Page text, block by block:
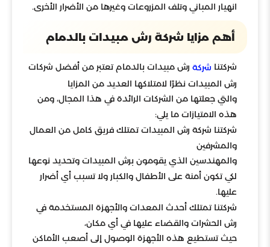
انهيار المباني وتلف المزروعات وغيرها من الأضرار الأخرى.
أهم مزايا شركة رش مبيدات بالدمام
شركتنا شركة رش مبيدات بالدمام تعتبر من أفضل شركات
رش المبيدات نظرًا لامتلاكها العديد من المزايا
والتي جعلتها من الشركات الرائدة في هذا المجال، ومن
هذه الامتيازات ما يلي:
شركتنا شركة رش المبيدات تمتلك فريق كامل من العمال
والمشرفين
والمهندسين الذي يقومون برش المبيدات وتحديد نوعها
لكي تكون أمنة على الأطفال والكبار ولا تسبب أي أضرار
عليها.
شركتنا تمتلك أحدث المعدات والأجهزة المستخدمة في
رش الحشرات والقضاء عليها في أي مكان،
حيث تستطيع هذه الأجهزة الوصول إلى أصعب الأماكن